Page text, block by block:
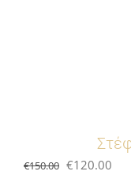
€150.00 Original
€120.00